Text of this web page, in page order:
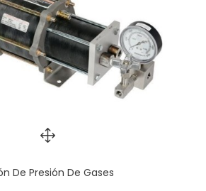
De Presión De Gases